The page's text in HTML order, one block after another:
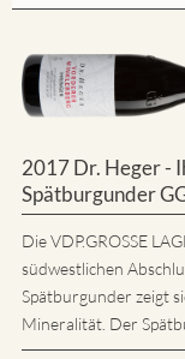
2017 Dr. Heger -
Spätburgunder
Die VDP.GROSSE
südwestlichen
Spätburgunder zeigt
Mineralität. Der